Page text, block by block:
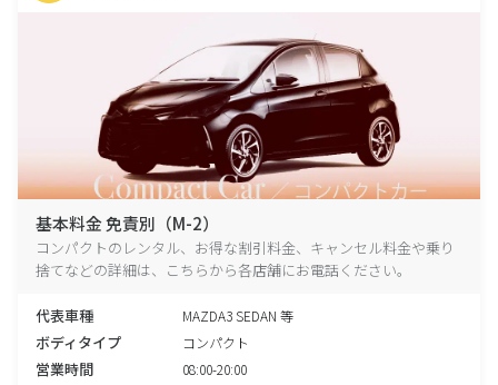
基本料金 免責別（M-2）
コンパクトのレンタル、お得な割引料金、キャンセル料金や乗り
捨てなどの詳細は、こちらから各店舗にお電話ください。
代表車種 MAZDA3 SEDAN 等
ボディタイプ コンパクト
営業時間 08:00-20:00